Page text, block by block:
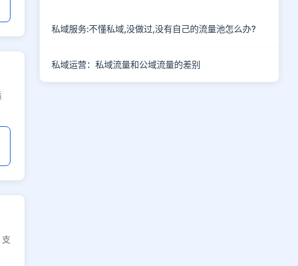
私域服务:不懂私域,没做过,没有自己的流量池怎么办?
私域运营：私域流量和公域流量的差别